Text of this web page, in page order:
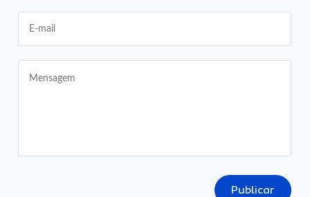
Publicar